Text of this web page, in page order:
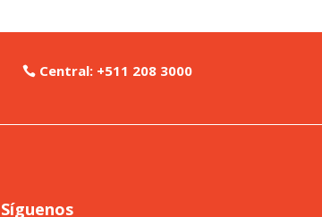
Central: +511 208 3000
Síguenos